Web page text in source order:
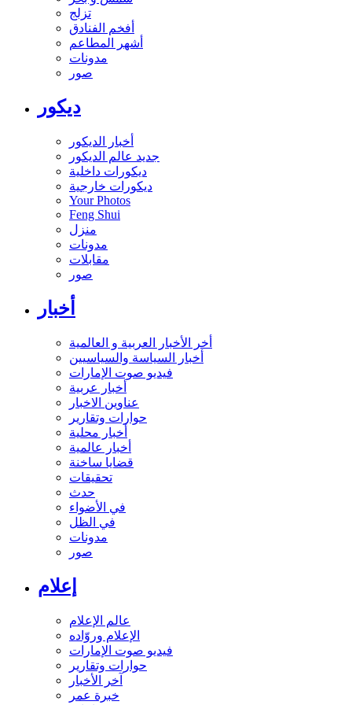
تزلج
أفخم الفنادق
أشهر المطاعم
مدونات
صور
ديكور
أخبار الديكور
جديد عالم الديكور
ديكورات داخلية
ديكورات خارجية
Your Photos
Feng Shui
منزل
مدونات
مقابلات
صور
أخبار
أخر الأخبار العربية و العالمية
أخبار السياسة والسياسيين
فيديو صوت الإمارات
أخبار عربية
عناوين الاخبار
حوارات وتقارير
أخبار محلية
أخبار عالمية
قضايا ساخنة
تحقيقات
حدث
في الأضواء
في الظل
مدونات
صور
إعلام
عالم الإعلام
الإعلام وروّاده
فيديو صوت الإمارات
حوارات وتقارير
آخر الأخبار
خبرة عمر